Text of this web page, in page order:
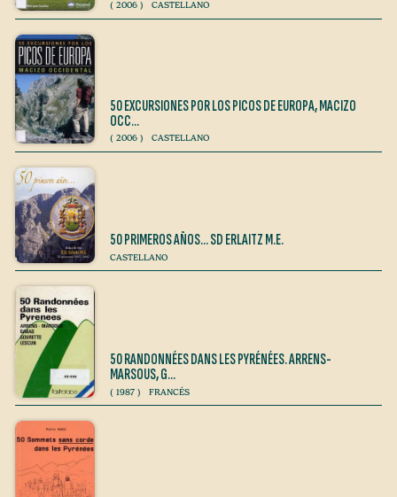
( 2006 ) CASTELLANO
50 EXCURSIONES POR LOS PICOS DE EUROPA, MACIZO
OCC…
( 2006 ) CASTELLANO
50 PRIMEROS AÑOS… SD ERLAITZ M.E.
CASTELLANO
50 RANDONNÉES DANS LES PYRÉNÉES. ARRENS-
MARSOUS, G…
( 1987 ) FRANCÉS